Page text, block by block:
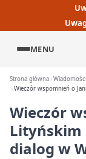
MENU
Strona główna Wiadomości
Wieczór wspomnień o
Wieczór
Lityńskim
dialog w